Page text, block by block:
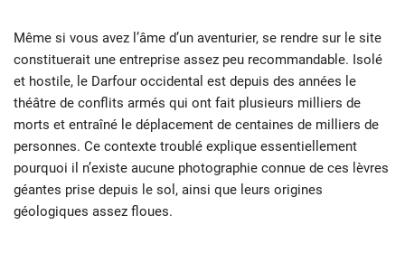
Même si vous avez l’âme d’un aventurier, se rendre sur le site
constituerait une entreprise assez peu recommandable. Isolé
et hostile, le Darfour occidental est depuis des années le
théâtre de conflits armés qui ont fait plusieurs milliers de
morts et entraîné le déplacement de centaines de milliers de
personnes. Ce contexte troublé explique essentiellement
pourquoi il n’existe aucune photographie connue de ces lèvres
géantes prise depuis le sol, ainsi que leurs origines
géologiques assez floues.